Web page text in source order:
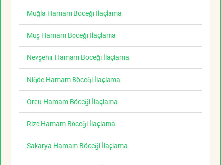
Muğla Hamam Böceği İlaçlama
Muş Hamam Böceği İlaçlama
Nevşehir Hamam Böceği İlaçlama
Niğde Hamam Böceği İlaçlama
Ordu Hamam Böceği İlaçlama
Rize Hamam Böceği İlaçlama
Sakarya Hamam Böceği İlaçlama